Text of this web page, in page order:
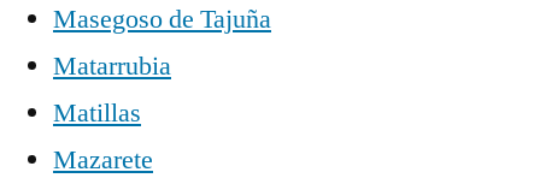
Masegoso de Tajuña
Matarrubia
Matillas
Mazarete